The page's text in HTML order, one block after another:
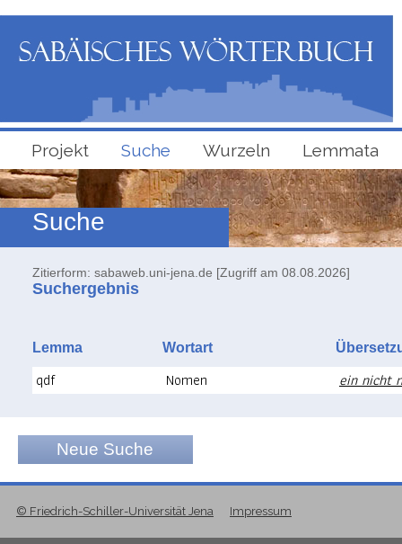
Projekt Suche Wurzeln Lemmata
Suche
Zitierform: sabaweb.uni-jena.de [Zugriff am 08.08.2026]
Suchergebnis
Lemma Wortart
qdf Nomen ein nicht
Neue Suche
© Friedrich-Schiller-Universität Jena Impressum